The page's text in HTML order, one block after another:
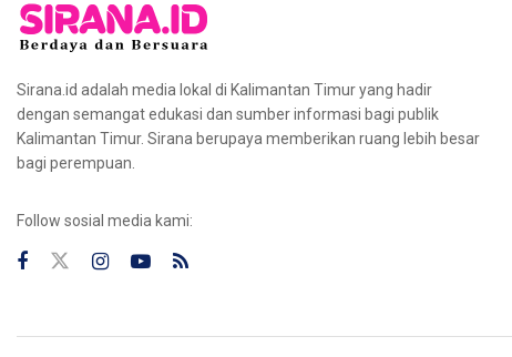
Sirana.id adalah media lokal di Kalimantan Timur yang hadir
dengan semangat edukasi dan sumber informasi bagi publik
Kalimantan Timur. Sirana berupaya memberikan ruang lebih besar
bagi perempuan.
Follow sosial media kami: